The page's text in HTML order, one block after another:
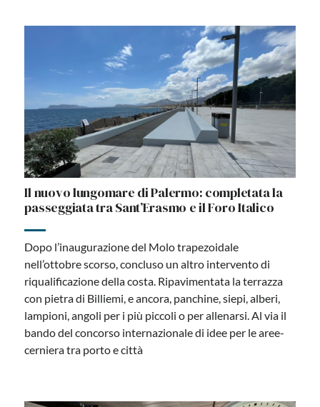
Il nuovo lungomare di Palermo: completata la
passeggiata tra Sant’Erasmo e il Foro Italico
Dopo l’inaugurazione del Molo trapezoidale
nell’ottobre scorso, concluso un altro intervento di
riqualificazione della costa. Ripavimentata la terrazza
con pietra di Billiemi, e ancora, panchine, siepi, alberi,
lampioni, angoli per i più piccoli o per allenarsi. Al via il
bando del concorso internazionale di idee per le aree-
cerniera tra porto e città